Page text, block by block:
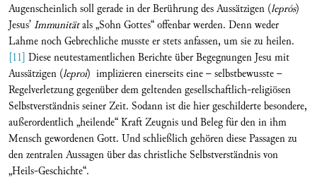
Augenscheinlich soll gerade in der Berührung des Aussätzigen (leprós)
Jesus’Immunitätals „Sohn Gottes“ offenbar werden. Denn weder
Lahme noch Gebrechliche musste er stets anfassen, um sie zu heilen.
[11] Diese neutestamentlichen Berichte über Begegnungen Jesu mit
Aussätzigen (leproí) implizieren einerseits eine – selbstbewusste –
Regelverletzung gegenüber dem geltenden gesellschaftlich-religiösen
Selbstverständnis seiner Zeit. Sodann ist die hier geschilderte besondere,
außerordentlich „heilende“ Kraft Zeugnis und Beleg für den in ihm
Mensch gewordenen Gott. Und schließlich gehören diese Passagen zu
den zentralen Aussagen über das christliche Selbstverständnis von
„Heils-Geschichte“.